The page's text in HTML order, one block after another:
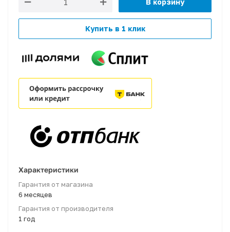
В корзину
Купить в 1 клик
Характеристики
Гарантия от магазина
6 месяцев
Гарантия от производителя
1 год